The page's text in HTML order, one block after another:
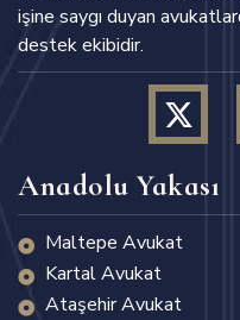
işine saygı duyan
destek ekibidir.
Anadolu Yakası
Maltepe Avukat
Kartal Avukat
Ataşehir Avukat